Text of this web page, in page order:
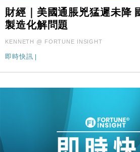
財經｜美國通脹兇猛遲未降
製造化解問題
KENNETH @ FORTUNE INSIGHT
即時快訊